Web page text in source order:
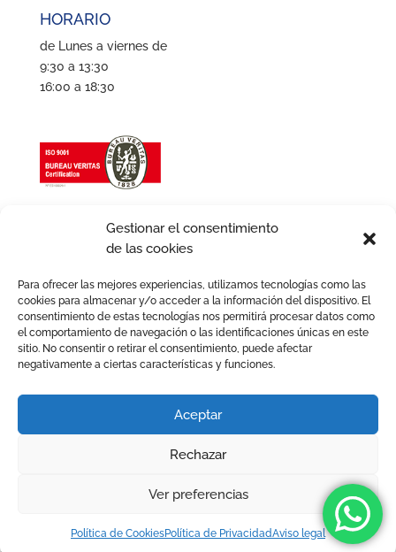
Gestionar el consentimiento
de las cookies
Para ofrecer las mejores experiencias, utilizamos tecnologías como las
cookies para almacenar y/o acceder a la información del dispositivo. El
consentimiento de estas tecnologías nos permitirá procesar datos como
el comportamiento de navegación o las identificaciones únicas en este
sitio. No consentir o retirar el consentimiento, puede afectar
negativamente a ciertas características y funciones.
Aceptar
Rechazar
Ver preferencias
Política de CookiesPolítica de PrivacidadAviso legal
HORARIO
de Lunes a viernes de
9:30 a 13:30
16:00 a 18:30
Términos y condiciones
drets reservats.
/* Estilos para menú plegable móvil Divi */ /* JS para menú